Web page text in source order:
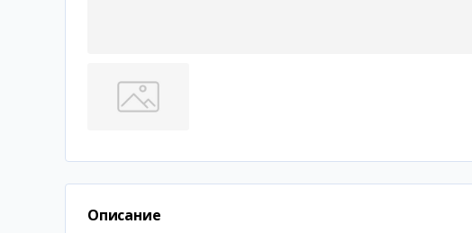
Описание